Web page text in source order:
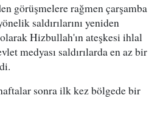
görüşmelere rağmen çarşamba
saldırılarını yeniden
Hizbullah'ın ateşkesi ihlal
medyası saldırılarda en az bir
sonra ilk kez bölgede bir